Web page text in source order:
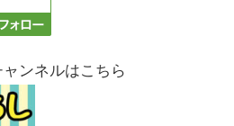
ンネルはこちら